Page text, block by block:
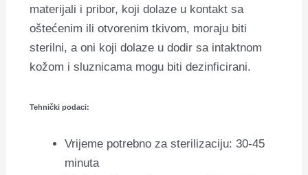
materijali i pribor, koji dolaze u kontakt sa
oštećenim ili otvorenim tkivom, moraju biti
sterilni, a oni koji dolaze u dodir sa intaktnom
kožom i sluznicama mogu biti dezinficirani.
Tehnički podaci:
Vrijeme potrebno za sterilizaciju: 30-45
minuta